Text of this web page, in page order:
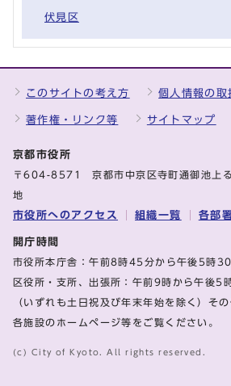
伏見区
このサイトの考え方 個人情報の取
著作権・リンク等 サイトマップ
京都市役所
〒604-8571 京都市中京区寺町通御池上
地
市役所へのアクセス 組織一覧 各部
開庁時間
市役所本庁舎：午前8時45分から午後5時
区役所・支所、出張所：午前9時から午後5
（いずれも土日祝及び年末年始を除く）そ
各施設のホームページ等をご覧ください。
(c) City of Kyoto. All rights reserved.